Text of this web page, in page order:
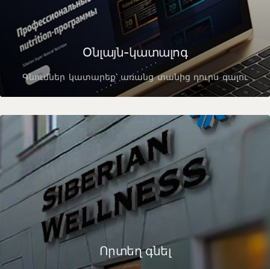
Օնլայն-կատալոգ
Գնումներ կատարեք՝ առանց տանից դուրս գալու
Որտեղ գնել